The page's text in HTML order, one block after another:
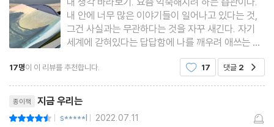
내 안에 너무 많은 이야기들이 일어나고 있다는 것,
그건 사실과는 무관하다는 것을 자꾸 새긴다. 자기
세계에 갇혀있다는 답답함에 나를 깨우려 애쓰는 동
시에 현실과의 접점을 늘리려고 애쓴다. 몸을 움직여
에너지를 바꾸고, 생각을 뒤흔드는 생각을 만나려 노
저절로
17명이 이 리뷰를 추천합니다. 17 댓글 2
종이책 지금 우리는
| s*****l | 2022.07.11